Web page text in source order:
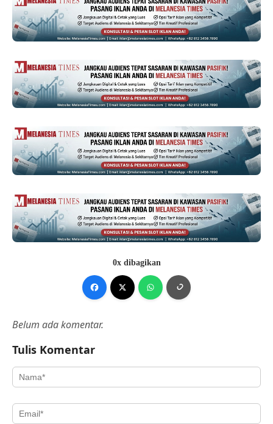
0x dibagikan
Belum ada komentar.
Tulis Komentar